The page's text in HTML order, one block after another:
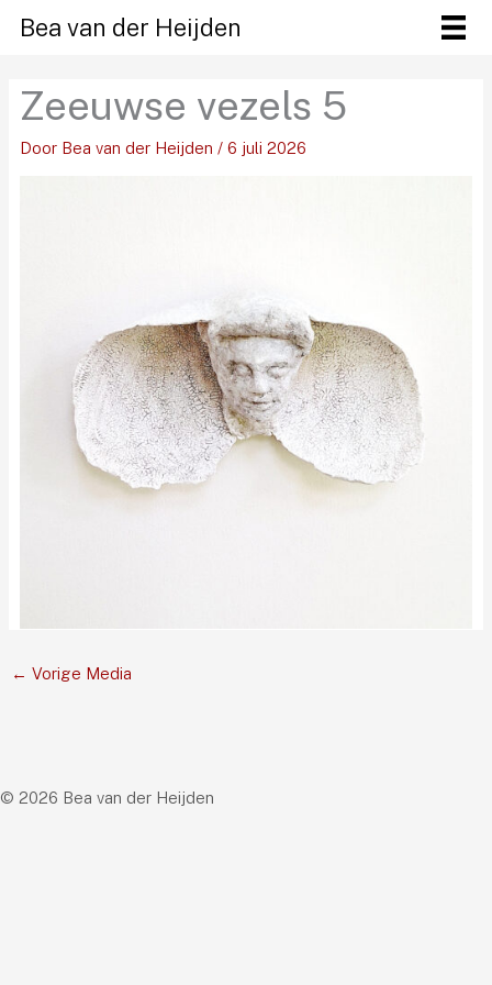
naar
inhoud
Bea van der Heijden
Zeeuwse vezels 5
Door Bea van der Heijden / 6 juli 2026
← Vorige Media
© 2026 Bea van der Heijden